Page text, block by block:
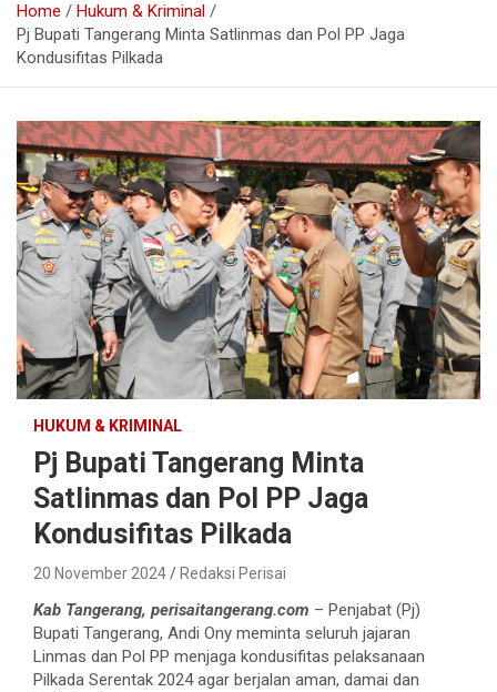
Home
Hukum & Kriminal
Pj Bupati Tangerang Minta Satlinmas dan Pol PP Jaga
Kondusifitas Pilkada
HUKUM & KRIMINAL
Pj Bupati Tangerang Minta
Satlinmas dan Pol PP Jaga
Kondusifitas Pilkada
20 November 2024 Redaksi Perisai
Kab Tangerang, perisaitangerang.com – Penjabat (Pj)
Bupati Tangerang, Andi Ony meminta seluruh jajaran
Linmas dan Pol PP menjaga kondusifitas pelaksanaan
Pilkada Serentak 2024 agar berjalan aman, damai dan